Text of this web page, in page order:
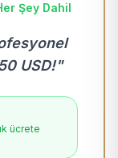
Şey Dahil
USD!"
ücrete